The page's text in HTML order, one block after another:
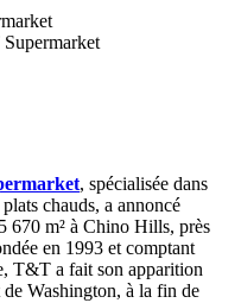
, spécialisée dans
chauds, a annoncé
670 m² à Chino Hills, près
en 1993 et comptant
T&T a fait son apparition
Washington, à la fin de